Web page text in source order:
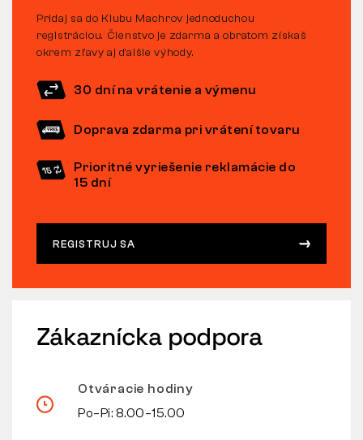
Pridaj sa do Klubu Machrov jednoduchou
registráciou. Členstvo je zdarma a obratom získaš
okrem zľavy aj ďalšie výhody.
30 dní na vrátenie a výmenu
Doprava zdarma pri vrátení tovaru
Prioritné vyriešenie reklamácie do
15 dní
REGISTRUJ SA
Zákaznícka podpora
Otváracie hodiny
Po–Pi: 8.00–15.00